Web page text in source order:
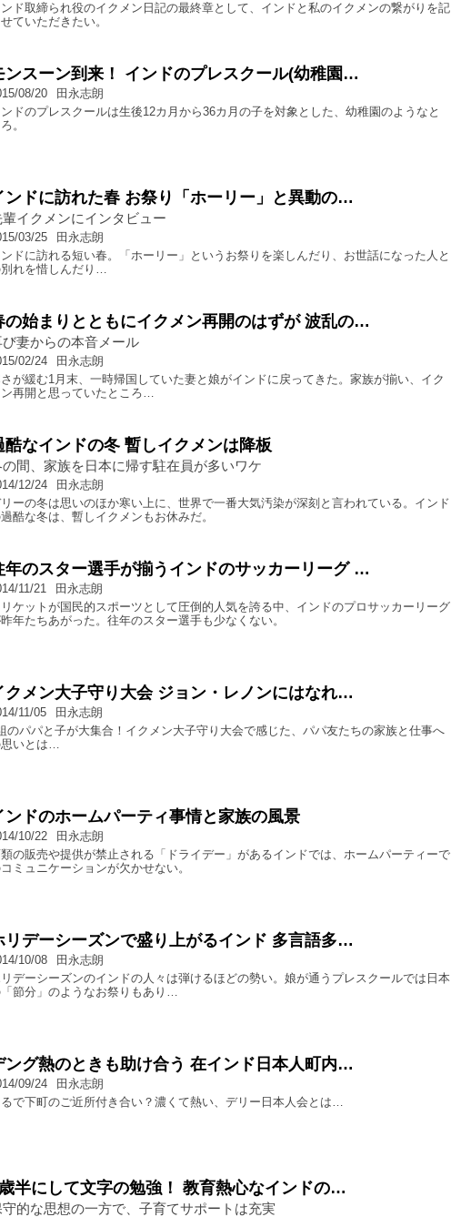
ド取締られ役のイクメン日記の最終章として、インドと私のイクメンの繋がりを記
ていただきたい。
ンスーン到来！ インドのプレスクール(幼稚園…
08/20
田永志朗
ドのプレスクールは生後12カ月から36カ月の子を対象とした、幼稚園のようなと
。
ンドに訪れた春 お祭り「ホーリー」と異動の…
輩イクメンにインタビュー
03/25
田永志朗
ドに訪れる短い春。「ホーリー」というお祭りを楽しんだり、お世話になった人と
れを惜しんだり…
の始まりとともにイクメン再開のはずが 波乱の…
び妻からの本音メール
02/24
田永志朗
が緩む1月末、一時帰国していた妻と娘がインドに戻ってきた。家族が揃い、イク
ン再開と思っていたところ…
酷なインドの冬 暫しイクメンは降板
の間、家族を日本に帰す駐在員が多いワケ
12/24
田永志朗
ーの冬は思いのほか寒い上に、世界で一番大気汚染が深刻と言われている。インド
酷な冬は、暫しイクメンもお休みだ。
年のスター選手が揃うインドのサッカーリーグ …
11/21
田永志朗
ケットが国民的スポーツとして圧倒的人気を誇る中、インドのプロサッカーリーグ
年たちあがった。往年のスター選手も少なくない。
クメン大子守り大会 ジョン・レノンにはなれ…
11/05
田永志朗
のパパと子が大集合！イクメン大子守り大会で感じた、パパ友たちの家族と仕事へ
いとは…
ンドのホームパーティ事情と家族の風景
10/22
田永志朗
の販売や提供が禁止される「ドライデー」があるインドでは、ホームパーティーで
ミュニケーションが欠かせない。
リデーシーズンで盛り上がるインド 多言語多…
10/08
田永志朗
デーシーズンのインドの人々は弾けるほどの勢い。娘が通うプレスクールでは日本
節分」のようなお祭りもあり…
ング熱のときも助け合う 在インド日本人町内…
09/24
田永志朗
るで下町のご近所付き合い？濃くて熱い、デリー日本人会とは…
半にして文字の勉強！ 教育熱心なインドの…
守的な思想の一方で、子育てサポートは充実